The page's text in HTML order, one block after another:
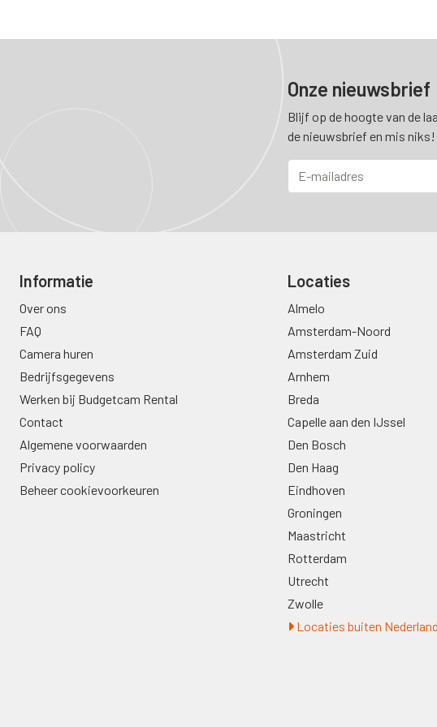
Onze nieuwsbrief
Blijf op de hoogte van de
de nieuwsbrief en mis niks!
Informatie
Over ons
FAQ
Camera huren
Bedrijfsgegevens
Werken bij Budgetcam Rental
Contact
Algemene voorwaarden
Privacy policy
Beheer cookievoorkeuren
Locaties
Almelo
Amsterdam-Noord
Amsterdam Zuid
Arnhem
Breda
Capelle aan den IJssel
Den Bosch
Den Haag
Eindhoven
Groningen
Maastricht
Rotterdam
Utrecht
Zwolle
Locaties buiten Nederland